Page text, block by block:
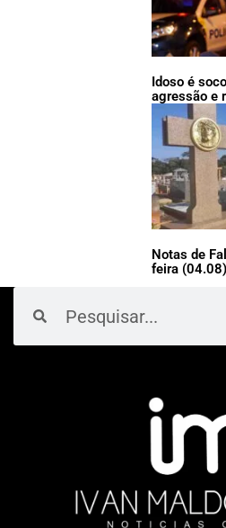
Idoso é
agressão e
Notas de
feira (04.08)